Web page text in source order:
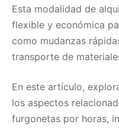
Esta modalidad de
flexible y económica
como mudanzas
transporte de
En este artículo,
los aspectos
furgonetas por horas,